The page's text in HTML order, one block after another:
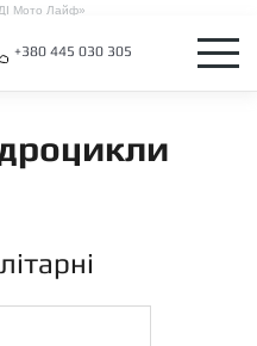
Мото Лайф»
+380 445 030 305